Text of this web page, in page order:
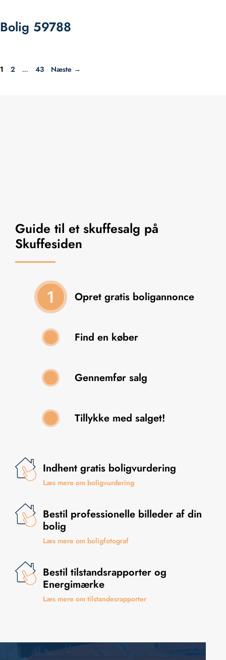
Bolig 59788
Side
1 Side
2 … Side
43 Næste →
Guide til et skuffesalg på
Skuffesiden
1 Opret gratis boligannonce
Find en køber
Gennemfør salg
Tillykke med salget!
Indhent gratis boligvurdering
Læs mere om boligvurdering
Bestil professionelle billeder af din
bolig
Læs mere om boligfotograf
Bestil tilstandsrapporter og
Energimærke
Læs mere om tilstandesrapporter